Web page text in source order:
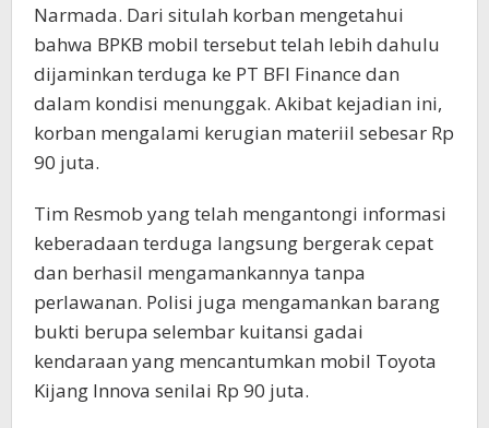
Narmada. Dari situlah korban mengetahui
bahwa BPKB mobil tersebut telah lebih dahulu
dijaminkan terduga ke PT BFI Finance dan
dalam kondisi menunggak. Akibat kejadian ini,
korban mengalami kerugian materiil sebesar Rp
90 juta.
Tim Resmob yang telah mengantongi informasi
keberadaan terduga langsung bergerak cepat
dan berhasil mengamankannya tanpa
perlawanan. Polisi juga mengamankan barang
bukti berupa selembar kuitansi gadai
kendaraan yang mencantumkan mobil Toyota
Kijang Innova senilai Rp 90 juta.